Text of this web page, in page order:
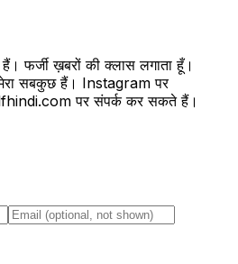
हैं। फर्जी ख़बरों की क्लास लगाता हूँ।
मेरा सबकुछ हैं। Instagram पर
पर संपर्क कर सकते हैं।